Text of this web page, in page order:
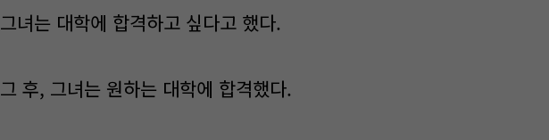
그녀는 대학에 합격하고 싶다고 했다.
그 후, 그녀는 원하는 대학에 합격했다.